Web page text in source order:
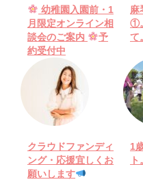
幼稚園入園前・1
月限定オンライン相
談会のご案内
予
約受付中
麻
①
て。
クラウドファンディ
ング・応援宜しくお
願いします
1
ト。